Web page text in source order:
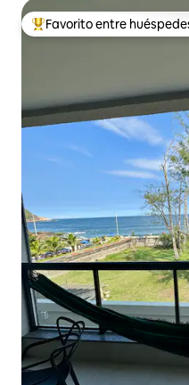
Favorito entre huéspedes
Favorito entre